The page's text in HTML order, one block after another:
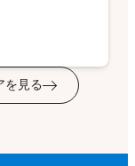
を見る